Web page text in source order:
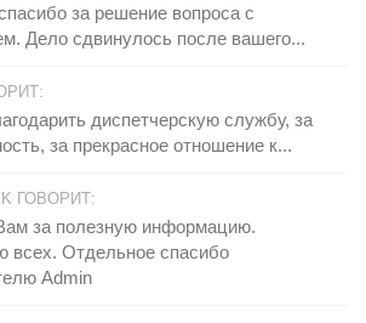
за решение вопроса с
Дело сдвинулось после вашего...
диспетчерскую службу, за
за прекрасное отношение к...
ГОВОРИТ:
за полезную информацию.
всех. Отдельное спасибо
Admin